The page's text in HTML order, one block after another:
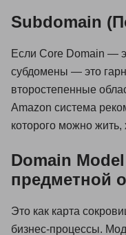
Subdomain
Если Core Domain —
субдомены — это
второстепенные
Amazon система
которого можно жить,
Domain
предметной
Это как карта
бизнес-процессы.